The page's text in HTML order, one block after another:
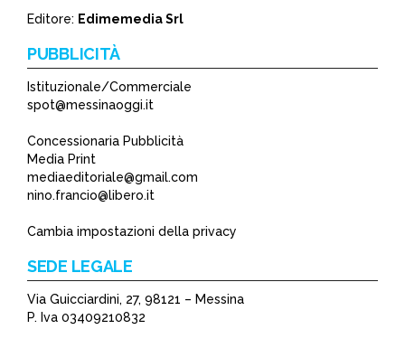
Editore: Edimemedia Srl
PUBBLICITÀ
Istituzionale/Commerciale
spot@messinaoggi.it
Concessionaria Pubblicità
Media Print
mediaeditoriale@gmail.com
nino.francio@libero.it
Cambia impostazioni della privacy
SEDE LEGALE
Via Guicciardini, 27, 98121 – Messina
P. Iva 03409210832